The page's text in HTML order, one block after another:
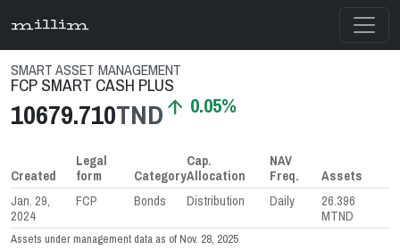
millim
SMART ASSET MANAGEMENT
FCP SMART CASH PLUS
10679.710TND arrow_upward 0.05%
Assets under management data as of Nov. 28, 2025
Created
Legal
form
Category
Cap.
Allocation
NAV
Freq.
Assets
Jan. 29,
2024
FCP Bonds Distribution Daily
26.396
MTND